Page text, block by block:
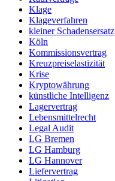
Klage
Klageverfahren
kleiner Schadensersatz
Köln
Kommissionsvertrag
Kreuzpreiselastizität
Krise
Kryptowährung
künstliche Intelligenz
Lagervertrag
Lebensmittelrecht
Legal Audit
LG Bremen
LG Hamburg
LG Hannover
Liefervertrag